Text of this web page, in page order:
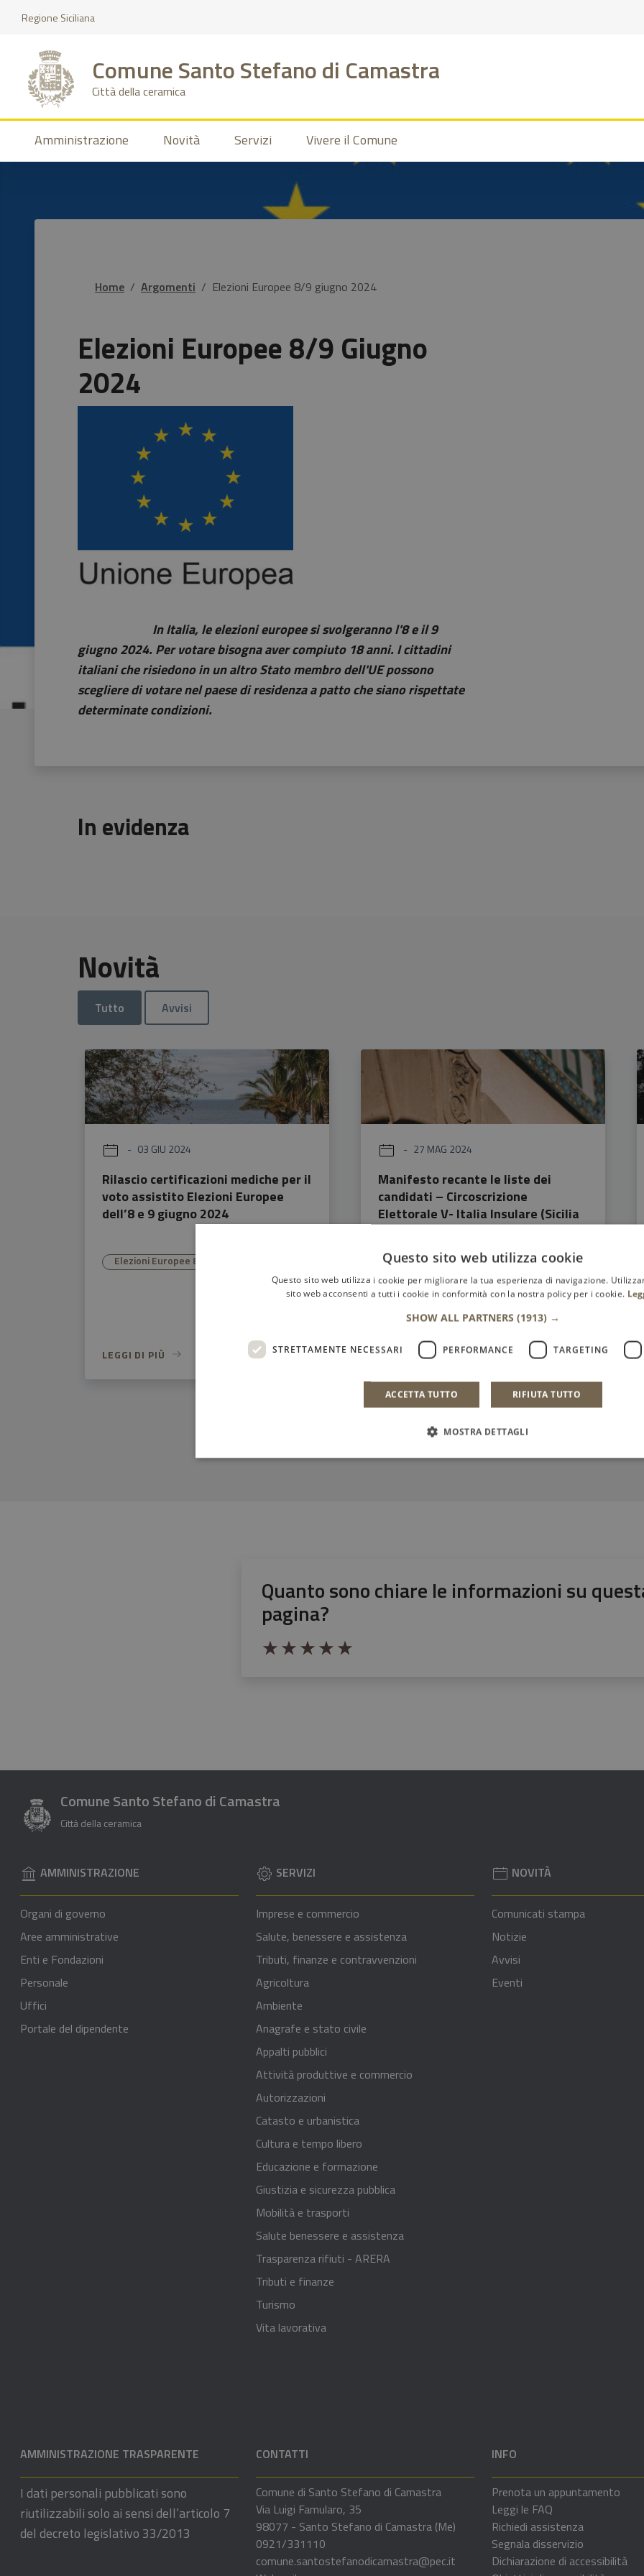
Regione Siciliana
Comune Santo Stefano di Camastra
Città della ceramica
Amministrazione Novità Servizi Vivere il Comune
Home Argomenti Elezioni Europee 8/9 giugno 2024
Elezioni Europee 8/9 Giugno
2024
In Italia, le elezioni europee si svolgeranno l'8 e il 9
giugno 2024. Per votare bisogna aver compiuto 18 anni. I cittadini
italiani che risiedono in un altro Stato membro dell'UE possono
scegliere di votare nel paese di residenza a patto che siano rispettate
determinate condizioni.
In evidenza
Novità
Tutto Avvisi
03 GIU 2024
Rilascio certificazioni mediche per il
voto assistito Elezioni Europee
dell’8 e 9 giugno 2024
Elezioni Europee 8/9 giugno 2024
LEGGI DI PIÙ
27 MAG 2024
Manifesto recante le liste dei
candidati – Circoscrizione
Elettorale V- Italia Insulare (Sicilia
– Sardegna) – Elezione dei Membri
del Parlamento Europeo spettanti
all’Italia dell’8 e 9 giugno 2024
Elezioni Europee 8/9 giugno 2024
LEGGI DI PIÙ
Quanto sono chiare le informazioni su
pagina?
Valuta da 1 a 5 stelle la pagina
Comune Santo Stefano di Camastra
Città della ceramica
AMMINISTRAZIONE
Organi di governo
Aree amministrative
Enti e Fondazioni
Personale
Uffici
Portale del dipendente
SERVIZI
Imprese e commercio
Salute, benessere e assistenza
Tributi, finanze e contravvenzioni
Agricoltura
Ambiente
Anagrafe e stato civile
Appalti pubblici
Attività produttive e commercio
Autorizzazioni
Catasto e urbanistica
Cultura e tempo libero
Educazione e formazione
Giustizia e sicurezza pubblica
Mobilità e trasporti
Salute benessere e assistenza
Trasparenza rifiuti - ARERA
Tributi e finanze
Turismo
Vita lavorativa
NOVITÀ
Comunicati stampa
Notizie
Avvisi
Eventi
AMMINISTRAZIONE TRASPARENTE
I dati personali pubblicati sono
riutilizzabili solo ai sensi dell’articolo 7
del decreto legislativo 33/2013
CONTATTI
Comune di Santo Stefano di Camastra
Via Luigi Famularo, 35
98077 - Santo Stefano di Camastra (Me)
0921/331110
comune.santostefanodicamastra@pec.it
INFO
Prenota un appuntamento
Leggi le FAQ
Richiedi assistenza
Segnala disservizio
Dichiarazione di accessibilità
Questo sito web utilizza cookie
Questo sito web utilizza i cookie per migliorare la tua esperienza di navigazione.
sito web acconsenti a tutti i cookie in conformità con la nostra policy per i cookie.
SHOW ALL PARTNERS (1913) →
STRETTAMENTE NECESSARI PERFORMANCE TARGETING
ACCETTA TUTTO RIFIUTA TUTTO
MOSTRA DETTAGLI